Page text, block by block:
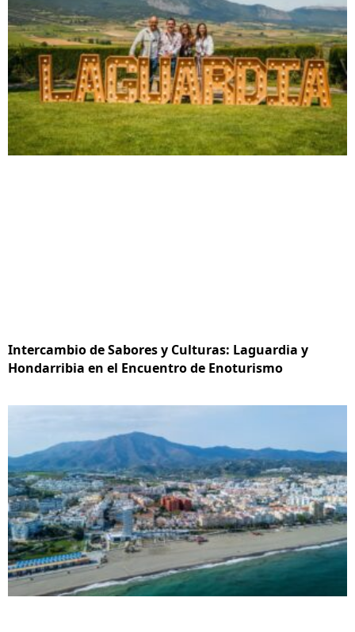
Intercambio de Sabores y Culturas: Laguardia y
Hondarribia en el Encuentro de Enoturismo